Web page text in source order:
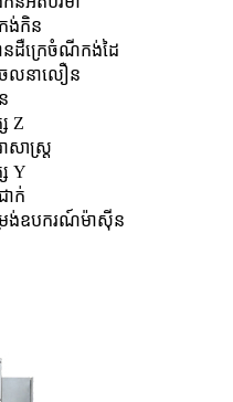
ង់កិន
ានដឺក្រេចំណីកង់ដៃ
លនាលឿន
Z
សាស្ត្រ
Y
ាក់
ង់ឧបករណ៍ម៉ាស៊ីន